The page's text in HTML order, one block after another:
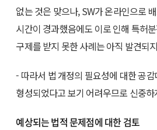
없는 것은 맞으나, SW가 온라인으로
시간이 경과했음에도 이로 인해 특허
구제를 받지 못한 사례는 아직 발견되
- 따라서 법 개정의 필요성에 대한 공
형성되었다고 보기 어려우므로 신중
예상되는 법적 문제점에 대한 검토